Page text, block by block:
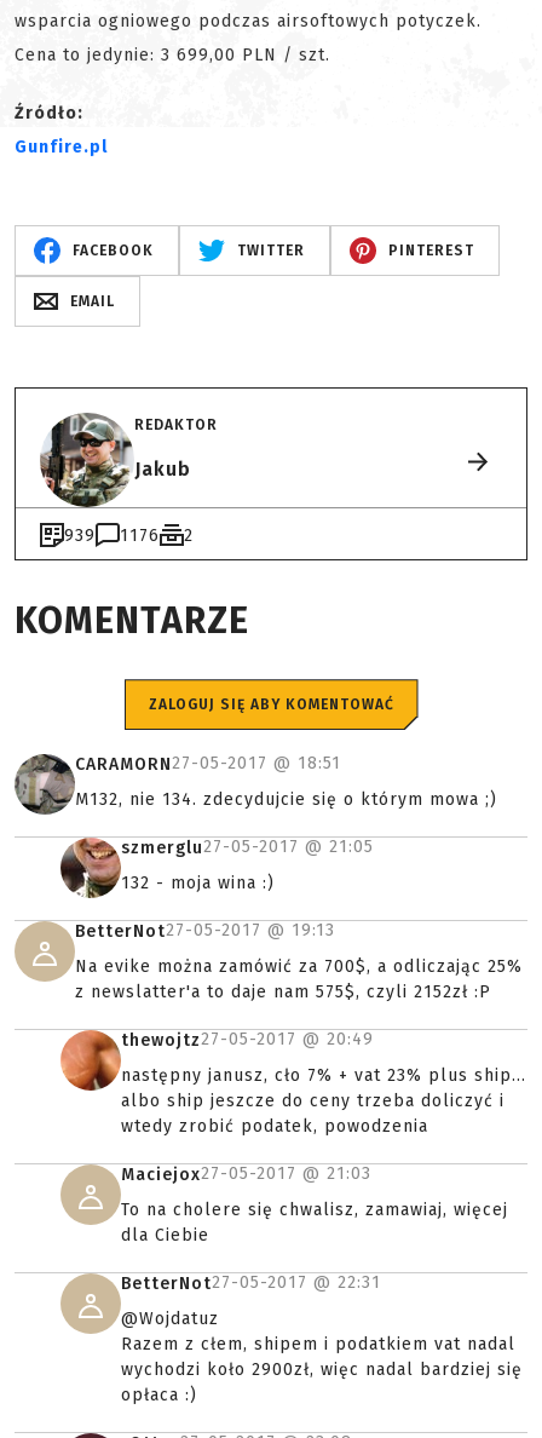
wsparcia ogniowego podczas airsoftowych potyczek.
Cena to jedynie: 3 699,00 PLN / szt.
Źródło:
Gunfire.pl
FACEBOOK TWITTER PINTEREST
EMAIL
REDAKTOR
Jakub
939 1176 2
KOMENTARZE
ZALOGUJ SIĘ ABY KOMENTOWAĆ
CARAMORN27-05-2017 @ 18:51
M132, nie 134. zdecydujcie się o którym mowa ;)
szmerglu27-05-2017 @ 21:05
132 - moja wina :)
BetterNot27-05-2017 @ 19:13
Na evike można zamówić za 700$, a odliczając 25%
z newslatter'a to daje nam 575$, czyli 2152zł :P
thewojtz27-05-2017 @ 20:49
następny janusz, cło 7% + vat 23% plus ship...
albo ship jeszcze do ceny trzeba doliczyć i
wtedy zrobić podatek, powodzenia
Maciejox27-05-2017 @ 21:03
To na cholere się chwalisz, zamawiaj, więcej
dla Ciebie
BetterNot27-05-2017 @ 22:31
@Wojdatuz
Razem z cłem, shipem i podatkiem vat nadal
wychodzi koło 2900zł, więc nadal bardziej się
opłaca :)